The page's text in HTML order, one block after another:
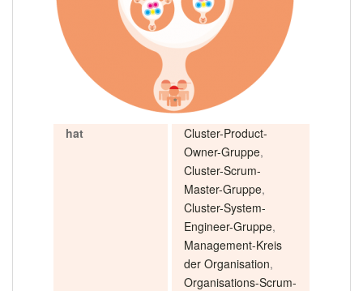
hat
Cluster-Product-
Owner-Gruppe,
Cluster-Scrum-
Master-Gruppe,
Cluster-System-
Engineer-Gruppe,
Management-Kreis
der Organisation,
Organisations-Scrum-